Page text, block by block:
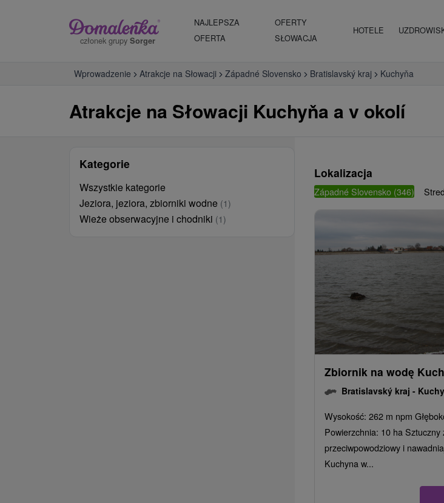
członek grupy Sorger
NAJLEPSZA
OFERTA
OFERTY
SŁOWACJA
HOTELE
Wprowadzenie Atrakcje na Słowacji Západné Slovensko Bratislavský kraj Kuchyňa
Atrakcje na Słowacji Kuchyňa a v okolí
Kategorie
Wszystkie kategorie
Jeziora, jeziora, zbiorniki wodne (1)
Wieże obserwacyjne i chodniki (1)
Lokalizacja
Západné Slovensko (346)
Zbiornik na wodę
Bratislavský kraj -
Wysokość: 262 m npm
Powierzchnia: 10 ha Sztuczny
przeciwpowodziowy i
Kuchyna w...